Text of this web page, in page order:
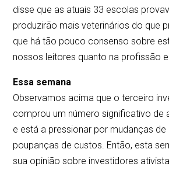
disse que as atuais 33 escolas
produzirão mais veterinários do que
que há tão pouco consenso sobre
nossos leitores quanto na profissão
Essa semana
Observamos acima que o terceiro
comprou um número significativo de
e está a pressionar por mudanças de
poupanças de custos. Então, esta
sua opinião sobre investidores